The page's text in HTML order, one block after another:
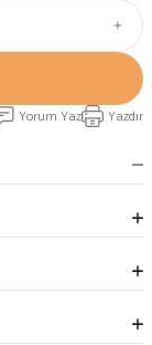
Yorum Yaz Yazdır